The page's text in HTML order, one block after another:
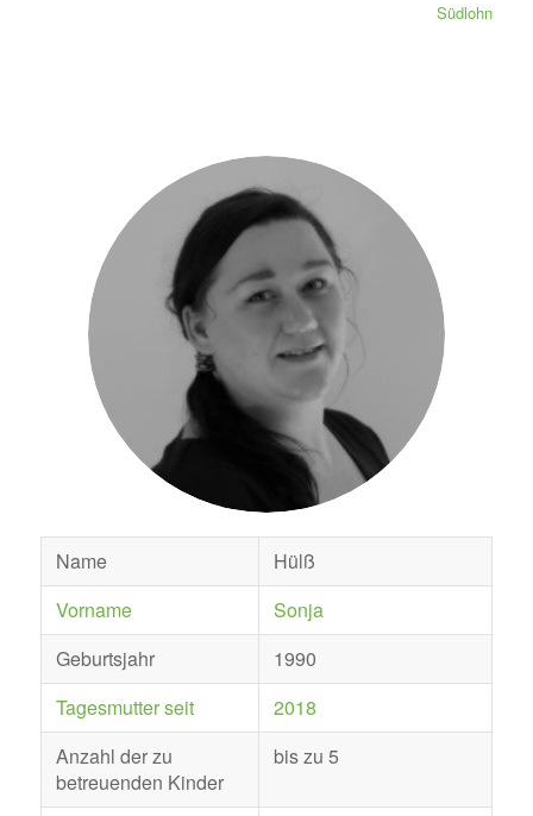
Südlohn
Name
Hülß
Vorname
Sonja
Geburtsjahr
1990
Tagesmutter seit
2018
Anzahl der zu
betreuenden Kinder
bis zu 5